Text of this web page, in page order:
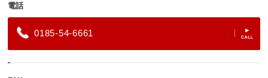
電話
0185-54-6661